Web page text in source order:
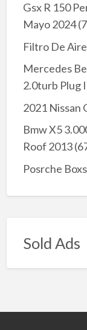
Gsx R 150
Mayo 2024
Filtro De
Mercedes
2.0turb Plug
2021 Nissan
Bmw X5
Roof 2013
Posrche
Sold Ads